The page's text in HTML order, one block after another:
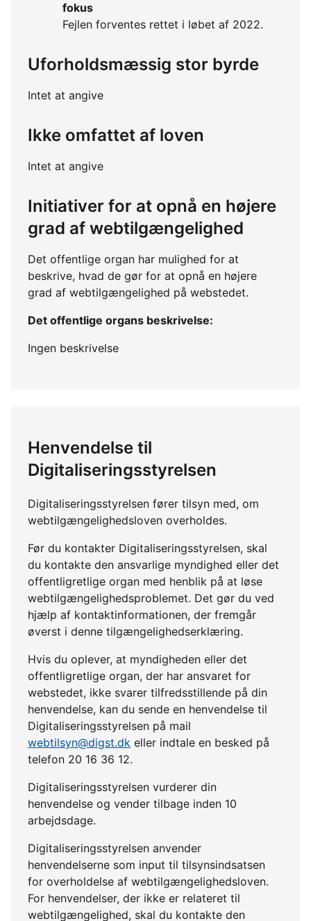
fokus
Fejlen forventes rettet i løbet af 2022.
Uforholdsmæssig stor byrde
Intet at angive
Ikke omfattet af loven
Intet at angive
Initiativer for at opnå en højere
grad af webtilgængelighed
Det offentlige organ har mulighed for at
beskrive, hvad de gør for at opnå en højere
grad af webtilgængelighed på webstedet.
Det offentlige organs beskrivelse:
Ingen beskrivelse
Henvendelse til
Digitaliseringsstyrelsen
Digitaliseringsstyrelsen fører tilsyn med, om
webtilgængelighedsloven overholdes.
Før du kontakter Digitaliseringsstyrelsen, skal
du kontakte den ansvarlige myndighed eller det
offentligretlige organ med henblik på at løse
webtilgængelighedsproblemet. Det gør du ved
hjælp af kontaktinformationen, der fremgår
øverst i denne tilgængelighedserklæring.
Hvis du oplever, at myndigheden eller det
offentligretlige organ, der har ansvaret for
webstedet, ikke svarer tilfredsstillende på din
henvendelse, kan du sende en henvendelse til
Digitaliseringsstyrelsen på mail
webtilsyn@digst.dk eller indtale en besked på
telefon 20 16 36 12.
Digitaliseringsstyrelsen vurderer din
henvendelse og vender tilbage inden 10
arbejdsdage.
Digitaliseringsstyrelsen anvender
henvendelserne som input til tilsynsindsatsen
for overholdelse af webtilgængelighedsloven.
For henvendelser, der ikke er relateret til
webtilgængelighed, skal du kontakte den